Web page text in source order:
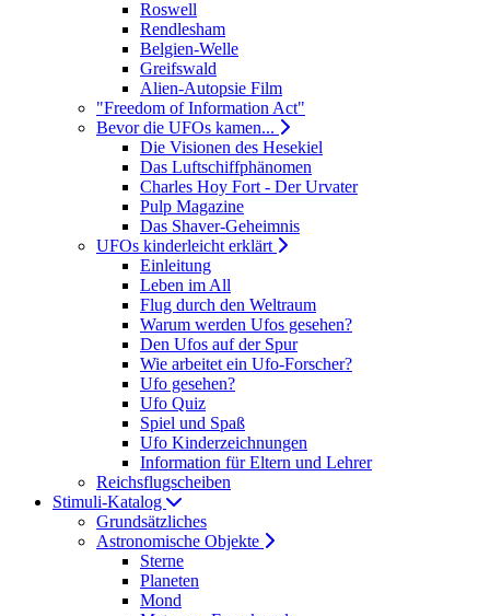
Roswell
Rendlesham
Belgien-Welle
Greifswald
Alien-Autopsie Film
"Freedom of Information Act"
Bevor die UFOs kamen...
Die Visionen des Hesekiel
Das Luftschiffphänomen
Charles Hoy Fort - Der Urvater
Pulp Magazine
Das Shaver-Geheimnis
UFOs kinderleicht erklärt
Einleitung
Leben im All
Flug durch den Weltraum
Warum werden Ufos gesehen?
Den Ufos auf der Spur
Wie arbeitet ein Ufo-Forscher?
Ufo gesehen?
Ufo Quiz
Spiel und Spaß
Ufo Kinderzeichnungen
Information für Eltern und Lehrer
Reichsflugscheiben
Stimuli-Katalog
Grundsätzliches
Astronomische Objekte
Sterne
Planeten
Mond